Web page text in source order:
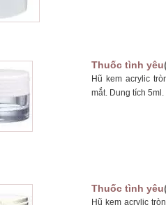
Thuốc tình yêu
Hũ kem acrylic
mắt. Dung tích 5ml.
Thuốc tình yêu
Hũ kem acrylic